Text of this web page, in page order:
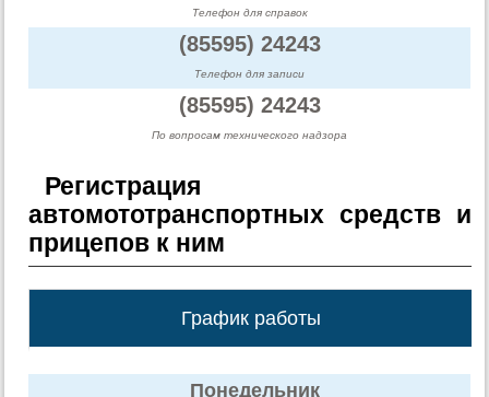
Телефон для справок
(85595) 24243
Телефон для записи
(85595) 24243
По вопросам технического надзора
Регистрация
автомототранспортных средств и
прицепов к ним
График работы
Понедельник